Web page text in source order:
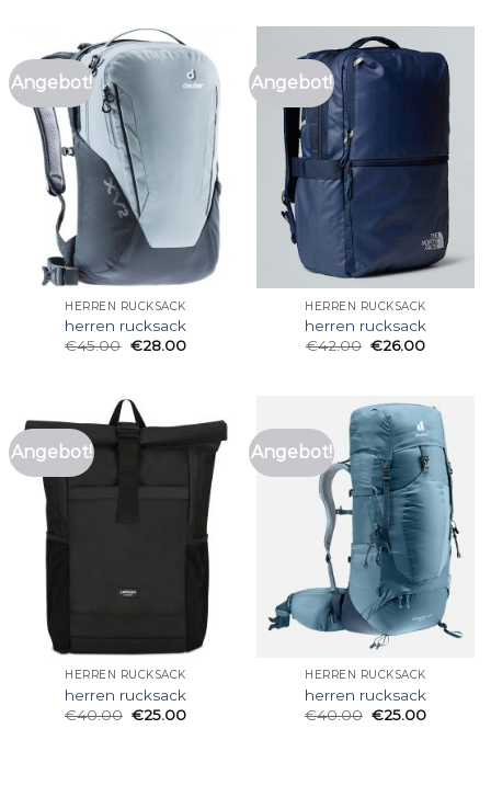
Angebot!
HERREN RUCKSACK
herren rucksack
€45.00 €28.00
Angebot!
HERREN RUCKSACK
herren rucksack
€42.00 €26.00
Angebot!
HERREN RUCKSACK
herren rucksack
€40.00 €25.00
Angebot!
HERREN RUCKSACK
herren rucksack
€40.00 €25.00